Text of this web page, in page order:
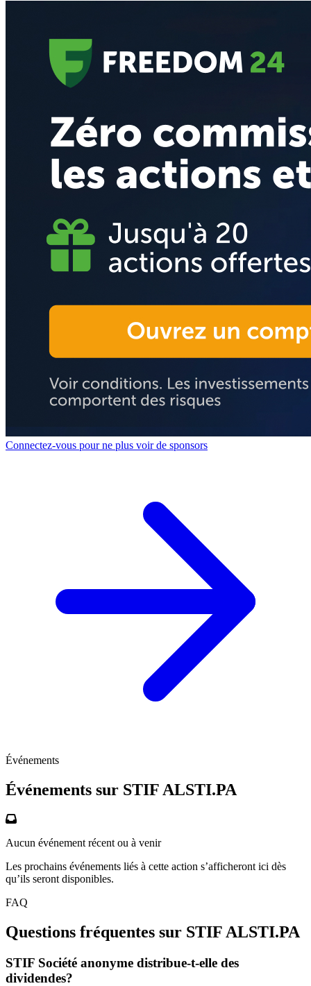
Connectez-vous pour ne plus voir de sponsors
Événements
Événements sur STIF ALSTI.PA
Aucun événement récent ou à venir
Les prochains événements liés à cette action s’afficheront ici dès
qu’ils seront disponibles.
FAQ
Questions fréquentes sur STIF ALSTI.PA
STIF Société anonyme distribue-t-elle des
dividendes?